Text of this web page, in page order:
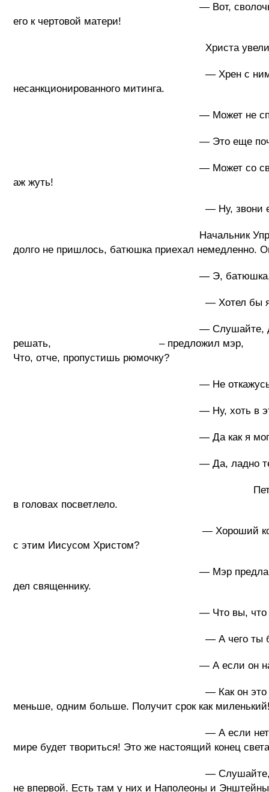
— Вот, сволочь! Он еще и
его к чертовой матери!
Христа
— Хрен с ним, Петрович, — сказал
несанкционированного митинга.
— Может не спешить с
— Это еще
— Может со священником
аж жуть!
— Ну, звони ему, пусть
Начальник Управления внутренних
долго не пришлось, батюшка приехал немедленно.
— Э, батюшка, — сказал мэр, —
— Хотел бы я на вас посмотреть,
— Слушайте, давайте выпьем, а то
решать, – предложил мэр, -
Что, отче, пропустишь рюмочку?
— Не
— Ну, хоть в этом ты со мной
— Да как я могу с вами
— Да, ладно тебе.
Петрович достал бутылку, налил
в головах посветлело.
— Хороший коньячок, — заметил
с этим Иисусом Христом?
— Мэр предлагает уголовное дело на
дел священнику.
— Что вы, что вы, — замахал руками
— А чего ты боишься? Как я скажу,
— А если он на суде докажет, что он
— Как он это докажет? Мария Дэви
меньше, одним больше. Получит срок как
— А если нет? Тогда что? Вы что
мире будет твориться! Это же настоящий конец
— Слушайте, давайте отправим его
не впервой. Есть там у них и Наполеоны и